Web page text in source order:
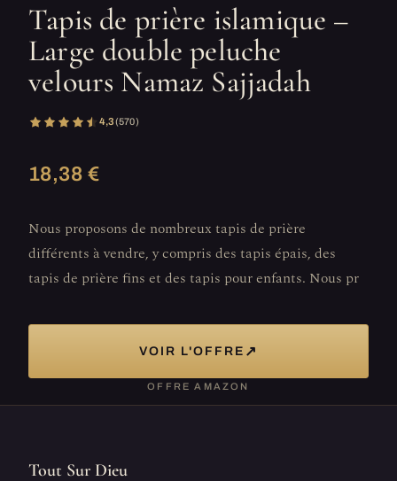
Tapis de prière islamique –
Large double peluche
velours Namaz Sajjadah
4,3(570)
18,38 €
Nous proposons de nombreux tapis de prière
différents à vendre, y compris des tapis épais, des
tapis de prière fins et des tapis pour enfants. Nous pr
VOIR L'OFFRE ↗
OFFRE AMAZON
Tout Sur Dieu